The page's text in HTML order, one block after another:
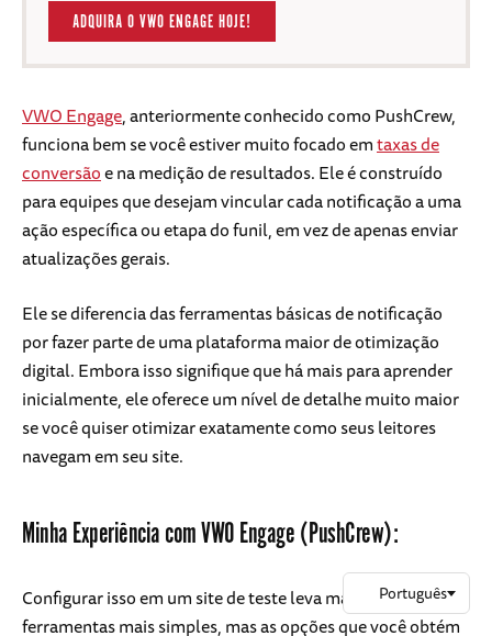
ADQUIRA O VWO ENGAGE HOJE!
VWO Engage, anteriormente conhecido como PushCrew,
funciona bem se você estiver muito focado emtaxas de
conversãoe na medição de resultados. Ele é construído
para equipes que desejam vincular cada notificação a uma
ação específica ou etapa do funil, em vez de apenas enviar
atualizações gerais.
Ele se diferencia das ferramentas básicas de notificação
por fazer parte de uma plataforma maior de otimização
digital. Embora isso signifique que há mais para aprender
inicialmente, ele oferece um nível de detalhe muito maior
se você quiser otimizar exatamente como seus leitores
navegam em seu site.
Minha Experiência com VWO Engage (PushCrew):
Configurar isso em um site de teste leva mais tempo do que
ferramentas mais simples, mas as opções que você obtém